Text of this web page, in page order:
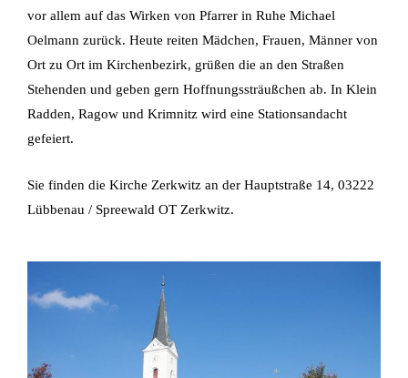
vor allem auf das Wirken von Pfarrer in Ruhe Michael
Oelmann zurück. Heute reiten Mädchen, Frauen, Männer von
Ort zu Ort im Kirchenbezirk, grüßen die an den Straßen
Stehenden und geben gern Hoffnungssträußchen ab. In Klein
Radden, Ragow und Krimnitz wird eine Stationsandacht
gefeiert.
Sie finden die Kirche Zerkwitz an der Hauptstraße 14, 03222
Lübbenau / Spreewald OT Zerkwitz.